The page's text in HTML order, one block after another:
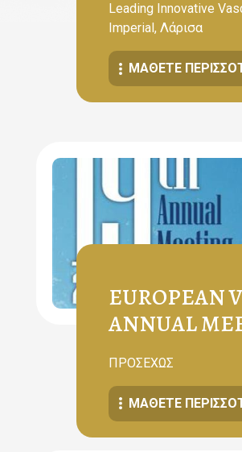
Leading Innovative
Imperial, Λάρισα
ΜΆΘΕΤΕ
EUROPEAN
ANNUAL
ΠΡΟΣΕΧΩΣ
ΜΆΘΕΤΕ